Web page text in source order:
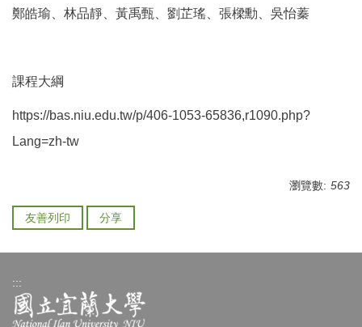
鄭皓瑜、林品靜、黃禹甄、劉芷瑤、張樑勳、吳怡蓁
課程大綱
https://bas.niu.edu.tw/p/406-1053-65836,r1090.php?
Lang=zh-tw
瀏覽數: 563
友善列印 分享
:::